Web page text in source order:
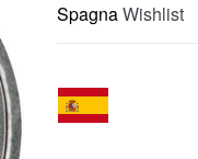
SpagnaWishlist